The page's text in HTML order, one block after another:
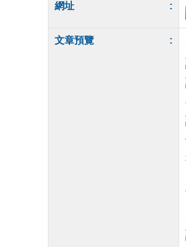
網址 :
文章預覽 :